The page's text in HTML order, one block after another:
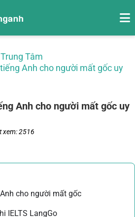
Tâm
Anh cho người mất gốc uy
Anh cho người mất gốc uy
xem: 2516
cho người mất gốc
IELTS LangGo